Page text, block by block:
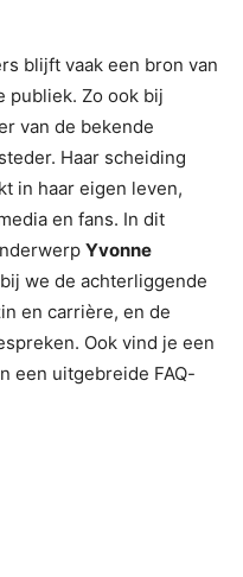
blijft vaak een bron van
publiek. Zo ook bij
van de bekende
Haar scheiding
in haar eigen leven,
en fans. In dit
Yvonne
we de achterliggende
en carrière, en de
Ook vind je een
een uitgebreide FAQ-